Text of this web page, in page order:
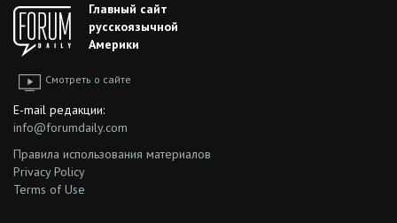
Главный сайт
русскоязычной
Америки
Смотреть о сайте
E-mail редакции:
info@forumdaily.com
Правила использования материалов
Privacy Policy
Terms of Use